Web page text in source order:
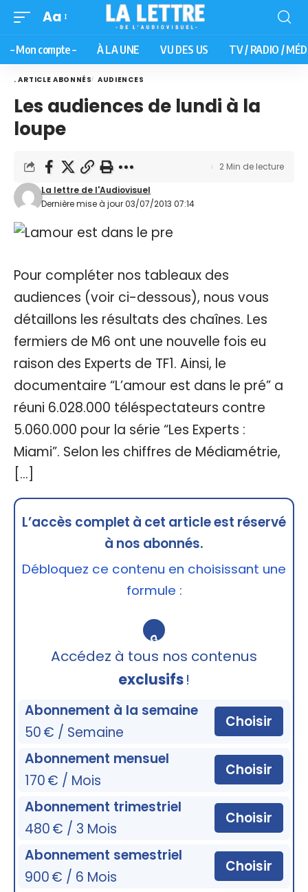
Aa
– Mon compte – À LA UNE VU DES US TV / RADIO /
. ARTICLE ABONNÉS AUDIENCES
Les audiences de lundi à la
loupe
Dernière mise à jour 03/07/2013 07:14
La lettre de l'Audiovisuel
2 Min de lecture
Pour compléter nos tableaux des
audiences (voir ci-dessous), nous vous
détaillons les résultats des chaînes. Les
fermiers de M6 ont une nouvelle fois eu
raison des Experts de TF1. Ainsi, le
documentaire “L’amour est dans le pré” a
réuni 6.028.000 téléspectateurs contre
5.060.000 pour la série “Les Experts :
Miami”. Selon les chiffres de Médiamétrie,
[…]
L’accès complet à cet article est réservé
à nos abonnés.
Débloquez ce contenu en choisissant une
formule :
🔒
Accédez à tous nos contenus
exclusifs!
Abonnement à la semaine
50 € / Semaine
Choisir
Abonnement mensuel
170 € / Mois
Choisir
Abonnement trimestriel
480 € / 3 Mois
Choisir
Abonnement semestriel
900 € / 6 Mois
Choisir